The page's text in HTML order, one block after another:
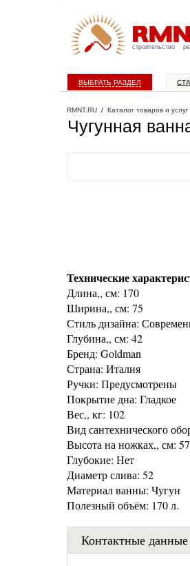
строительство
ВЫБРАТЬ РАЗДЕЛ
RMNT.RU / Каталог товаров и услуг
Чугунная
Технические
Длина,, см: 170
Ширина,, см: 75
Стиль дизайна:
Глубина,, см: 42
Бренд: Goldman
Страна: Италия
Ручки: Предусмотрены
Покрытие дна: Гладкое
Вес,, кг: 102
Вид сантехнического
Высота на ножках,, см: 57
Глубокие: Нет
Диаметр слива: 52
Материал ванны: Чугун
Полезный объём: 170 л.
Контактные данные